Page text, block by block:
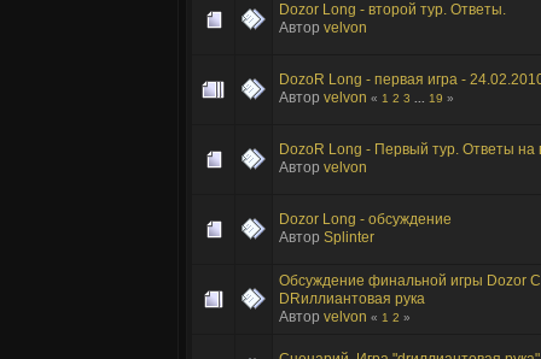
Dozor Long - второй тур. Ответы.
Автор velvon
DozoR Long - первая игра -
Автор velvon « 1 2 3 19 »
DozoR Long - Первый тур. Ответы на
Автор velvon
Dozor Long - обсуждение
Автор Splinter
Обсуждение финальной игры Dozor
DRиллиантовая рука
Автор velvon « 1 2 »